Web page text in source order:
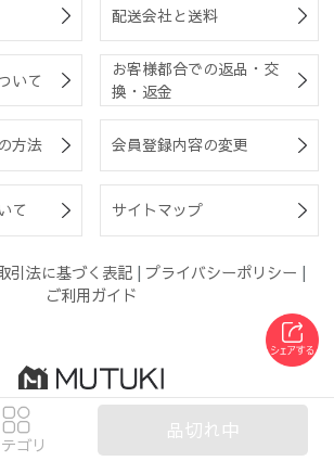
配送会社と送料
いて
お客様都合での返品・交
換・返金
方法 会員登録内容の変更
て サイトマップ
引法に基づく表記 | プライバシーポリシー |
ご利用ガイド
2013-2026 はんこプレミアム(株)
All Rights Reserved
ゴリ
品切れ中